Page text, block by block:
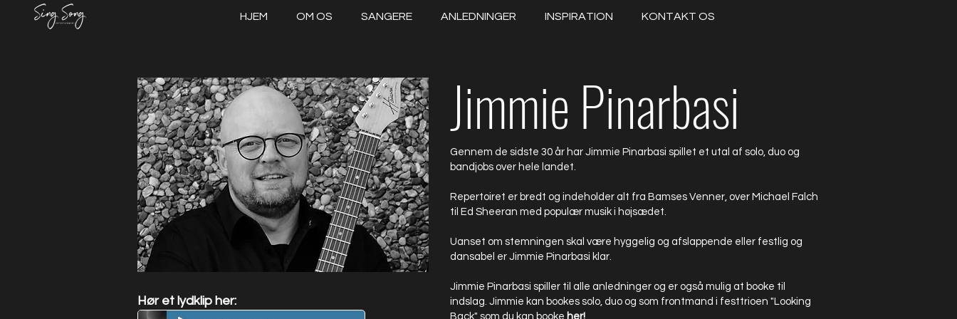
HJEM OM OS SANGERE ANLEDNINGER INSPIRATION KONTAKT OS
Jimmie Pinarbasi
Hør et lydklip her:
Gennem de sidste 30 år har Jimmie Pinarbasi spillet et utal af solo, duo og
bandjobs over hele landet.
Repertoiret er bredt og indeholder alt fra Bamses Venner, over Michael Falch
til Ed Sheeran med populær musik i højsædet.
Uanset om stemningen skal være hyggelig og afslappende eller festlig og
dansabel er Jimmie Pinarbasi klar.
Jimmie Pinarbasi spiller til alle anledninger og er også mulig at booke til
indslag. Jimmie kan bookes solo, duo og som frontmand i festtrioen "Looking
Back" som du kan booke her!